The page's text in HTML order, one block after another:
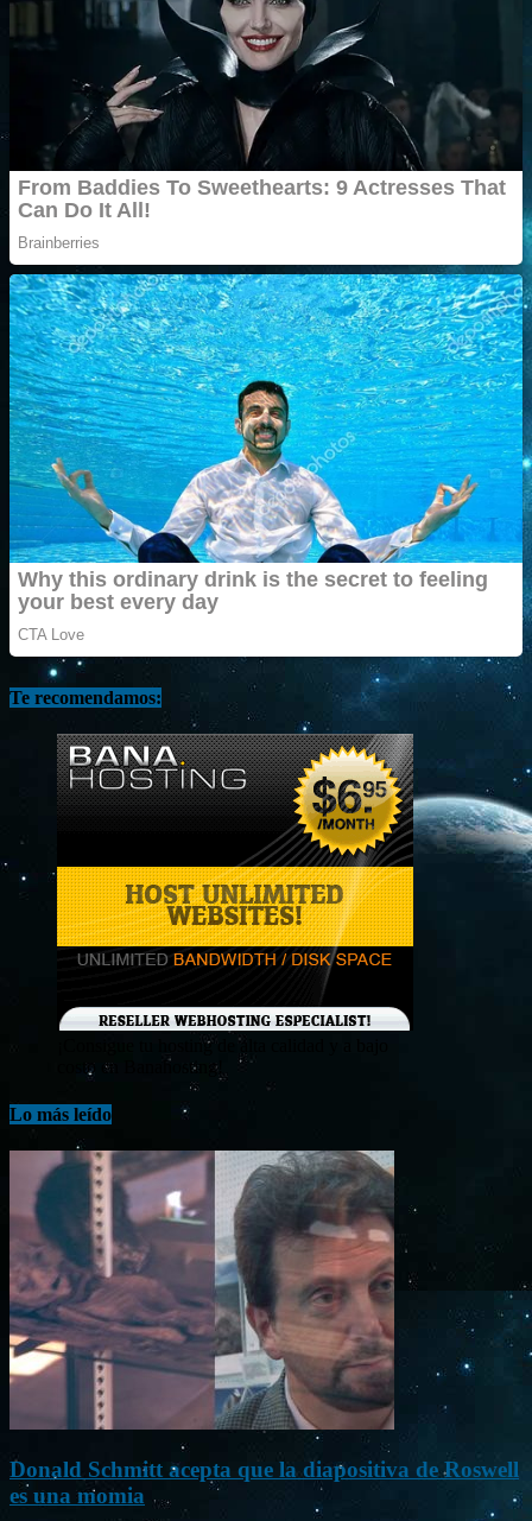
Te recomendamos:
¡Consigue tu hosting de alta calidad y a bajo
costo en Banahosting!
Lo más leído
Donald Schmitt acepta que la diapositiva de Roswell
es una momia